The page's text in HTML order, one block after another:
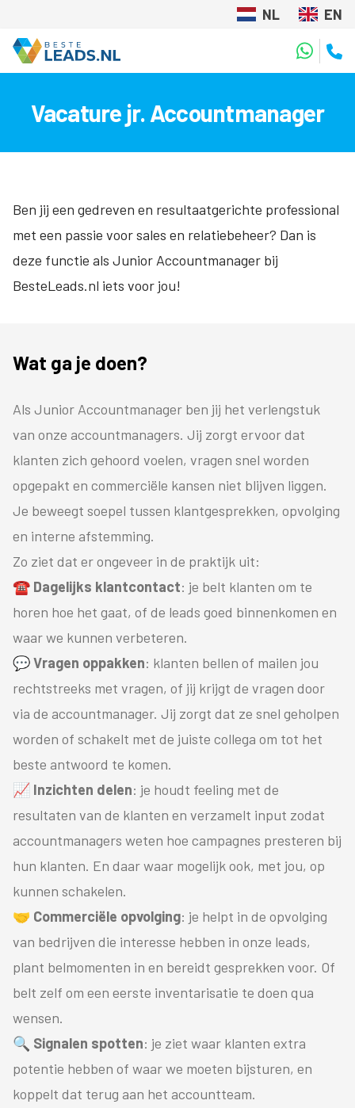
NL EN
Vacature jr. Accountmanager
Ben jij een gedreven en resultaatgerichte professional
met een passie voor sales en relatiebeheer? Dan is
deze functie als Junior Accountmanager bij
BesteLeads.nl iets voor jou!
Wat ga je doen?
Als Junior Accountmanager ben jij het verlengstuk
van onze accountmanagers. Jij zorgt ervoor dat
klanten zich gehoord voelen, vragen snel worden
opgepakt en commerciële kansen niet blijven liggen.
Je beweegt soepel tussen klantgesprekken, opvolging
en interne afstemming.
Zo ziet dat er ongeveer in de praktijk uit:
☎️ Dagelijks klantcontact: je belt klanten om te
horen hoe het gaat, of de leads goed binnenkomen en
waar we kunnen verbeteren.
💬 Vragen oppakken: klanten bellen of mailen jou
rechtstreeks met vragen, of jij krijgt de vragen door
via de accountmanager. Jij zorgt dat ze snel geholpen
worden of schakelt met de juiste collega om tot het
beste antwoord te komen.
📈 Inzichten delen: je houdt feeling met de
resultaten van de klanten en verzamelt input zodat
accountmanagers weten hoe campagnes presteren bij
hun klanten. En daar waar mogelijk ook, met jou, op
kunnen schakelen.
🤝 Commerciële opvolging: je helpt in de opvolging
van bedrijven die interesse hebben in onze leads,
plant belmomenten in en bereidt gesprekken voor. Of
belt zelf om een eerste inventarisatie te doen qua
wensen.
🔍 Signalen spotten: je ziet waar klanten extra
potentie hebben of waar we moeten bijsturen, en
koppelt dat terug aan het accountteam.